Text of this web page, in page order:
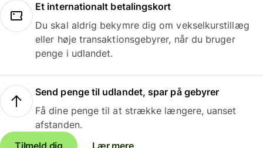
Et internationalt betalingskort
Du skal aldrig bekymre dig om vekselkurstillæg
eller høje transaktionsgebyrer, når du bruger
penge i udlandet.
Send penge til udlandet, spar på gebyrer
Få dine penge til at strække længere, uanset
afstanden.
Tilmeld dig
Lær mere